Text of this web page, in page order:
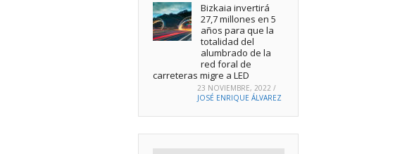
Bizkaia invertirá
27,7 millones en 5
años para que la
totalidad del
alumbrado de la
red foral de
carreteras migre a LED
23 NOVIEMBRE, 2022 /
JOSÉ ENRIQUE ÁLVAREZ